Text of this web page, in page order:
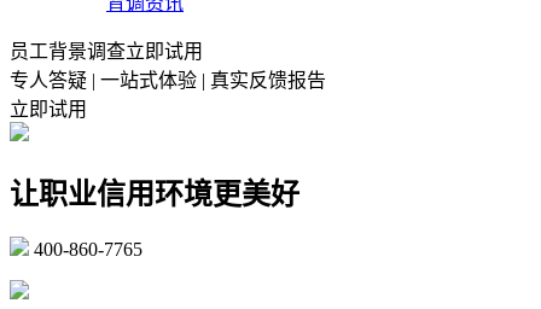
员工背景调查立即试用
专人答疑 | 一站式体验 | 真实反馈报告
立即试用
让职业信用环境更美好
400-860-7765